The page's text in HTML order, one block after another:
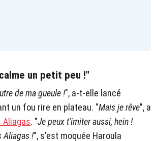
un petit peu !"
de ma gueule !", a-t-elle lancé
un fou rire en plateau. "Mais je rêve", a
Aliagas. "Je peux t'imiter aussi, hein !
Aliagas !", s'est moquée Haroula